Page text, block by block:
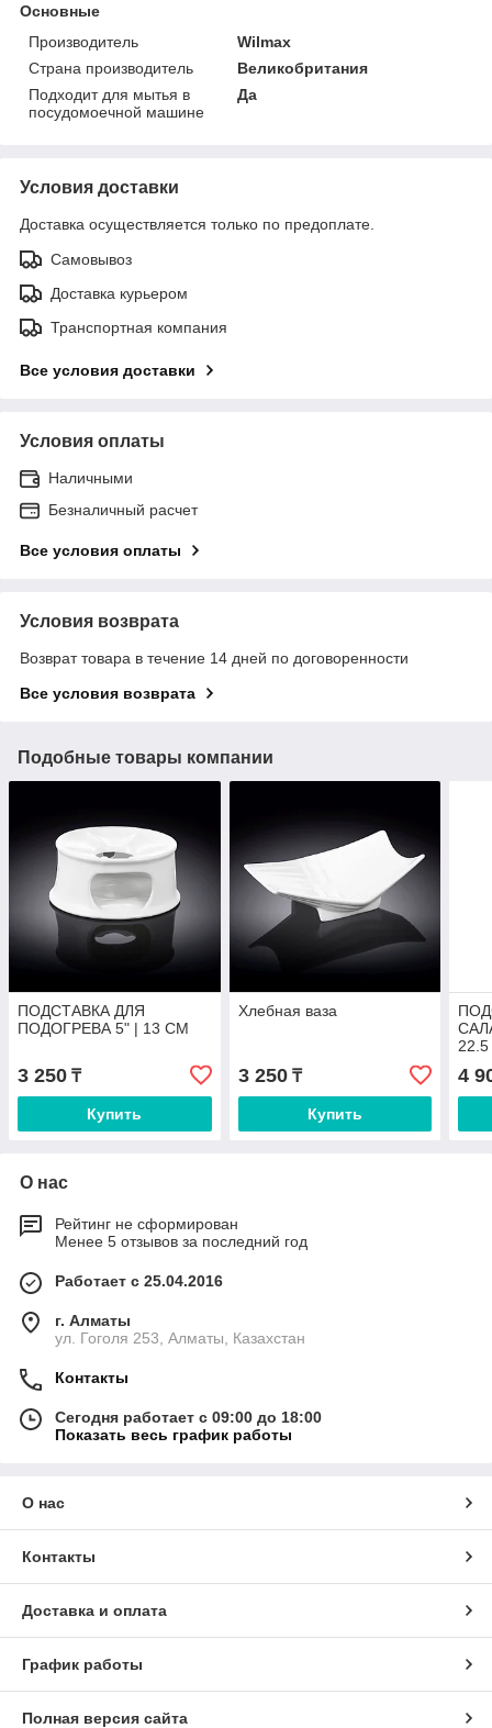
Основные
Производитель
Wilmax
Страна производитель
Великобритания
Подходит для мытья в
посудомоечной машине
Да
Условия доставки
Доставка осуществляется только по предоплате.
Самовывоз
Доставка курьером
Транспортная компания
Все условия доставки
Условия оплаты
Наличными
Безналичный расчет
Все условия оплаты
Условия возврата
Возврат товара в течение 14 дней по договоренности
Все условия возврата
Подобные товары компании
ПОДСТАВКА ДЛЯ
ПОДОГРЕВА 5" | 13 CM
3 250 ₸
Купить
Хлебная ваза
3 250₸
Купить
22.5
4
О нас
Рейтинг не сформирован
Менее 5 отзывов за последний год
Работает с 25.04.2016
г. Алматы
ул. Гоголя 253, Алматы, Казахстан
Контакты
Сегодня работает с 09:00 до 18:00
Показать весь график работы
О нас
Контакты
Доставка и оплата
График работы
Полная версия сайта